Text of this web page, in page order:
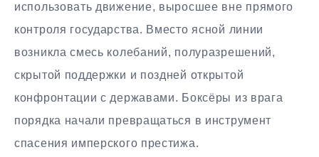
использовать движение, выросшее вне прямого
контроля государства. Вместо ясной линии
возникла смесь колебаний, полуразрешений,
скрытой поддержки и поздней открытой
конфронтации с державами. Боксёры из врага
порядка начали превращаться в инструмент
спасения имперского престижа.